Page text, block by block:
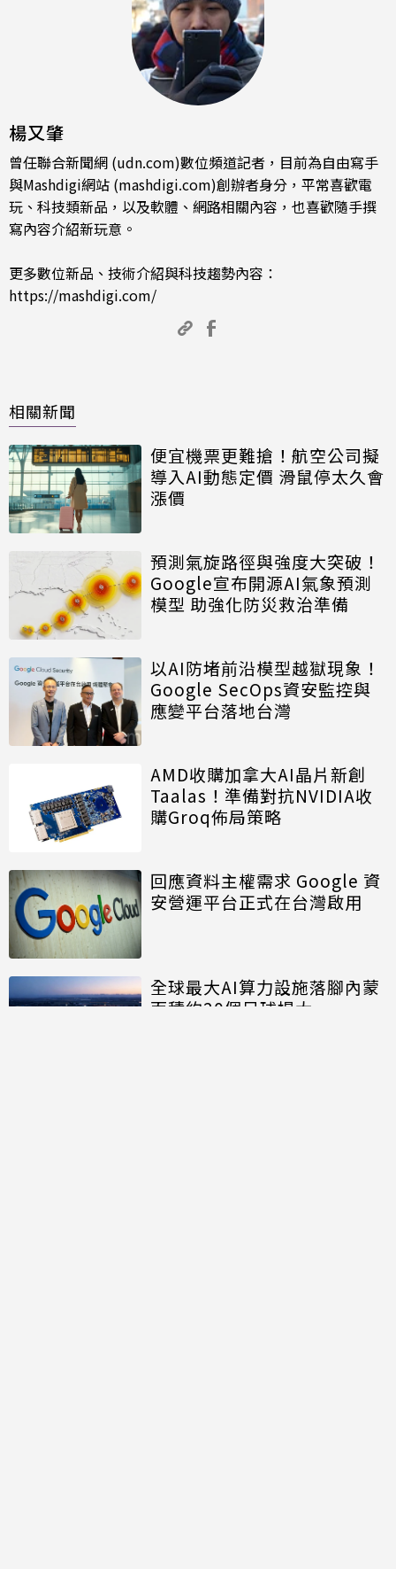
楊又肇
曾任聯合新聞網 (udn.com)數位頻道記者，目前為自由寫手
與Mashdigi網站 (mashdigi.com)創辦者身分，平常喜歡電
玩、科技類新品，以及軟體、網路相關內容，也喜歡隨手撰
寫內容介紹新玩意。
更多數位新品、技術介紹與科技趨勢內容：
https://mashdigi.com/
相關新聞
便宜機票更難搶！航空公司擬
導入AI動態定價 滑鼠停太久會
漲價
預測氣旋路徑與強度大突破！
Google宣布開源AI氣象預測
模型 助強化防災救治準備
以AI防堵前沿模型越獄現象！
Google SecOps資安監控與
應變平台落地台灣
AMD收購加拿大AI晶片新創
Taalas！準備對抗NVIDIA收
購Groq佈局策略
回應資料主權需求 Google 資
安營運平台正式在台灣啟用
全球最大AI算力設施落腳內蒙
面積約20個足球場大